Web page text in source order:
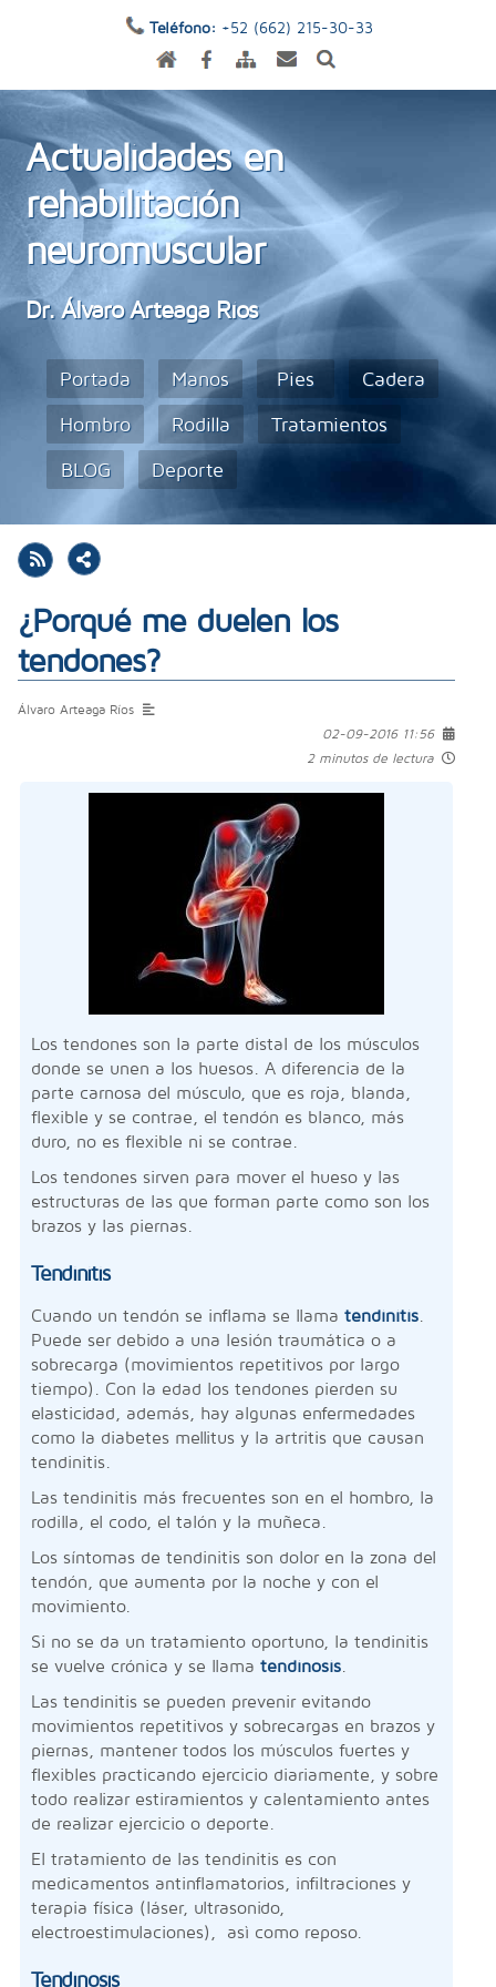
Teléfono: +52 (662) 215-30-33
Actualidades en
rehabilitación
neuromuscular
Dr. Álvaro Arteaga Ríos
Portada Manos Pies
Cadera
Hombro
Rodilla
Tratamientos
BLOG
Deporte
¿Porqué me duelen los
tendones?
Álvaro Arteaga Ríos
02-09-2016 11:56
2 minutos de lectura
Los tendones son la parte distal de los músculos
donde se unen a los huesos. A diferencia de la
parte carnosa del músculo, que es roja, blanda,
flexible y se contrae, el tendón es blanco, más
duro, no es flexible ni se contrae.
Los tendones sirven para mover el hueso y las
estructuras de las que forman parte como son los
brazos y las piernas.
Tendinitis
Cuando un tendón se inflama se llama tendinitis.
Puede ser debido a una lesión traumática o a
sobrecarga (movimientos repetitivos por largo
tiempo). Con la edad los tendones pierden su
elasticidad, además, hay algunas enfermedades
como la diabetes mellitus y la artritis que causan
tendinitis.
Las tendinitis más frecuentes son en el hombro, la
rodilla, el codo, el talón y la muñeca.
Los síntomas de tendinitis son dolor en la zona del
tendón, que aumenta por la noche y con el
movimiento.
Si no se da un tratamiento oportuno, la tendinitis
se vuelve crónica y se llama tendinosis.
Las tendinitis se pueden prevenir evitando
movimientos repetitivos y sobrecargas en brazos y
piernas, mantener todos los músculos fuertes y
flexibles practicando ejercicio diariamente, y sobre
todo realizar estiramientos y calentamiento antes
de realizar ejercicio o deporte.
El tratamiento de las tendinitis es con
medicamentos antinflamatorios, infiltraciones y
terapia física (láser, ultrasonido,
electroestimulaciones), asì como reposo.
Tendinosis